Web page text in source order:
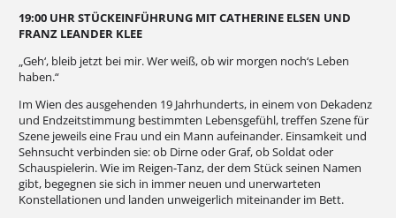
19:00 UHR STÜCKEINFÜHRUNG MIT CATHERINE ELSEN UND
FRANZ LEANDER KLEE
„Geh‘, bleib jetzt bei mir. Wer weiß, ob wir morgen noch‘s Leben
haben.“
Im Wien des ausgehenden 19 Jahrhunderts, in einem von Dekadenz
und Endzeitstimmung bestimmten Lebensgefühl, treffen Szene für
Szene jeweils eine Frau und ein Mann aufeinander. Einsamkeit und
Sehnsucht verbinden sie: ob Dirne oder Graf, ob Soldat oder
Schauspielerin. Wie im Reigen-Tanz, der dem Stück seinen Namen
gibt, begegnen sie sich in immer neuen und unerwarteten
Konstellationen und landen unweigerlich miteinander im Bett.